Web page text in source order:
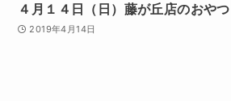
４月１４日（日）藤が丘店のおやつ
2019年4月14日